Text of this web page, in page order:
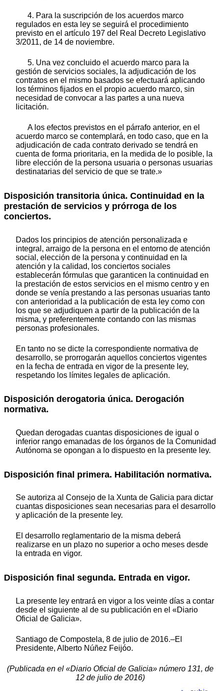
4. Para la suscripción de los acuerdos marco
regulados en esta ley se seguirá el procedimiento
previsto en el artículo 197 del Real Decreto Legislativo
3/2011, de 14 de noviembre.
5. Una vez concluido el acuerdo marco para la
gestión de servicios sociales, la adjudicación de los
contratos en el mismo basados se efectuará aplicando
los términos fijados en el propio acuerdo marco, sin
necesidad de convocar a las partes a una nueva
licitación.
A los efectos previstos en el párrafo anterior, en el
acuerdo marco se contemplará, en todo caso, que en la
adjudicación de cada contrato derivado se tendrá en
cuenta de forma prioritaria, en la medida de lo posible, la
libre elección de la persona usuaria o personas usuarias
destinatarias del servicio de que se trate.»
Disposición transitoria única. Continuidad en la
prestación de servicios y prórroga de los
conciertos.
Dados los principios de atención personalizada e
integral, arraigo de la persona en el entorno de atención
social, elección de la persona y continuidad en la
atención y la calidad, los conciertos sociales
establecerán fórmulas que garanticen la continuidad en
la prestación de estos servicios en el mismo centro y en
donde se venía prestando a las personas usuarias tanto
con anterioridad a la publicación de esta ley como con
los que se adjudiquen a partir de la publicación de la
misma, y preferentemente contando con las mismas
personas profesionales.
En tanto no se dicte la correspondiente normativa de
desarrollo, se prorrogarán aquellos conciertos vigentes
en la fecha de entrada en vigor de la presente ley,
respetando los límites legales de aplicación.
Disposición derogatoria única. Derogación
normativa.
Quedan derogadas cuantas disposiciones de igual o
inferior rango emanadas de los órganos de la Comunidad
Autónoma se opongan a lo dispuesto en la presente ley.
Disposición final primera. Habilitación normativa.
Se autoriza al Consejo de la Xunta de Galicia para dictar
cuantas disposiciones sean necesarias para el desarrollo
y aplicación de la presente ley.
El desarrollo reglamentario de la misma deberá
realizarse en un plazo no superior a ocho meses desde
la entrada en vigor.
Disposición final segunda. Entrada en vigor.
La presente ley entrará en vigor a los veinte días a contar
desde el siguiente al de su publicación en el «Diario
Oficial de Galicia».
Santiago de Compostela, 8 de julio de 2016.–El
Presidente, Alberto Núñez Feijóo.
(Publicada en el «Diario Oficial de Galicia» número 131, de
12 de julio de 2016)